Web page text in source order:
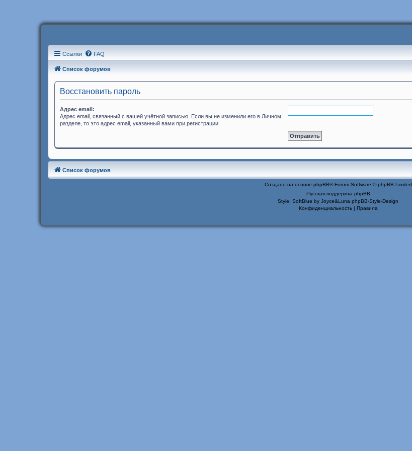
Ссылки FAQ
Список форумов
Восстановить пароль
Адрес email:
Адрес email, связанный с вашей учётной записью. Если вы не изменили его в Личном
разделе, то это адрес email, указанный вами при регистрации.
Список форумов
Создано на основе phpBB® Forum Software © phpBB Limited
Русская поддержка phpBB
Style: SoftBlue by Joyce&Luna phpBB-Style-Design
Конфиденциальность| Правила